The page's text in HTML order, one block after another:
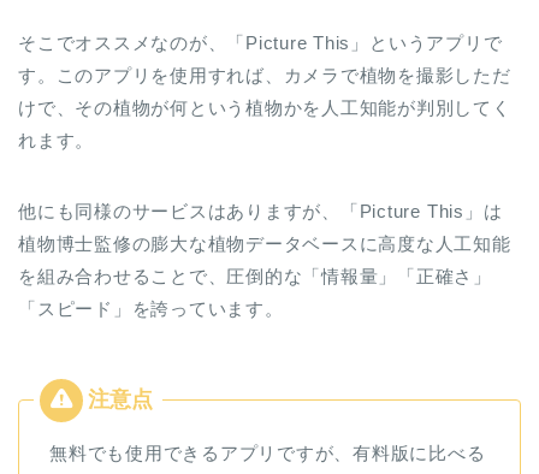
そこでオススメなのが、「Picture This」というアプリで
す。このアプリを使用すれば、カメラで植物を撮影しただ
けで、その植物が何という植物かを人工知能が判別してく
れます。
他にも同様のサービスはありますが、「Picture This」は
植物博士監修の膨大な植物データベースに高度な人工知能
を組み合わせることで、圧倒的な「情報量」「正確さ」
「スピード」を誇っています。
無料でも使用できるアプリですが、有料版に比べる